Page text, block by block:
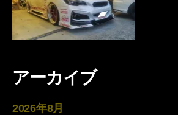
アーカイブ
2026年8月